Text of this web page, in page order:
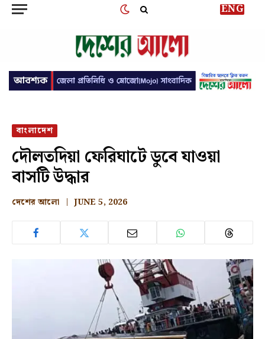
ENG
বাংলাদেশ
দৌলতদিয়া ফেরিঘাটে ডুবে যাওয়া
বাসটি উদ্ধার
দেশের আলো JUNE 5, 2026